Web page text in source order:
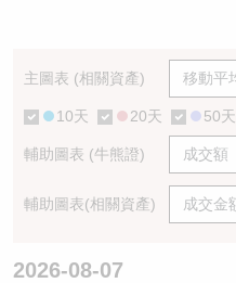
主圖表 (相關資產)
10天 20天 50天
輔助圖表 (牛熊證)
輔助圖表(相關資產)
2026-08-07